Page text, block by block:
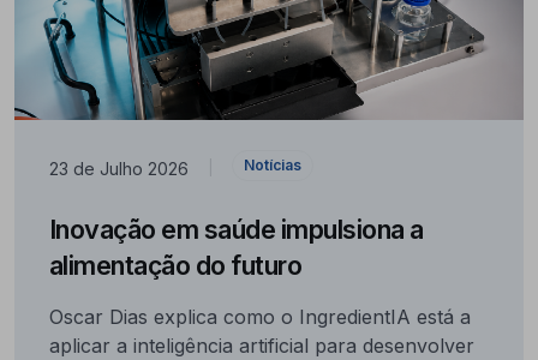
23 de Julho 2026 Notícias
Inovação em saúde impulsiona a
alimentação do futuro
Oscar Dias explica como o IngredientIA está a
aplicar a inteligência artificial para desenvolver